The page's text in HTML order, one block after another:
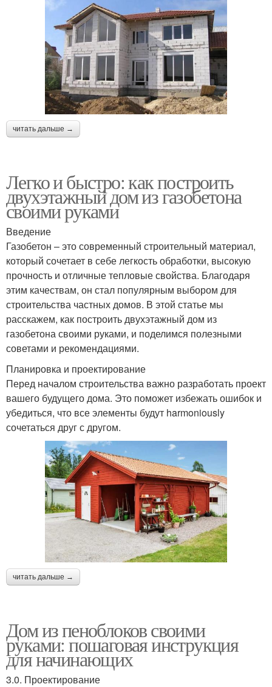
читать дальше →
Легко и быстро: как построить
двухэтажный дом из газобетона
своими руками
Введение
Газобетон – это современный строительный материал,
который сочетает в себе легкость обработки, высокую
прочность и отличные тепловые свойства. Благодаря
этим качествам, он стал популярным выбором для
строительства частных домов. В этой статье мы
расскажем, как построить двухэтажный дом из
газобетона своими руками, и поделимся полезными
советами и рекомендациями.
Планировка и проектирование
Перед началом строительства важно разработать проект
вашего будущего дома. Это поможет избежать ошибок и
убедиться, что все элементы будут harmoniously
сочетаться друг с другом.
читать дальше →
Дом из пеноблоков своими
руками: пошаговая инструкция
для начинающих
3.0. Проектирование